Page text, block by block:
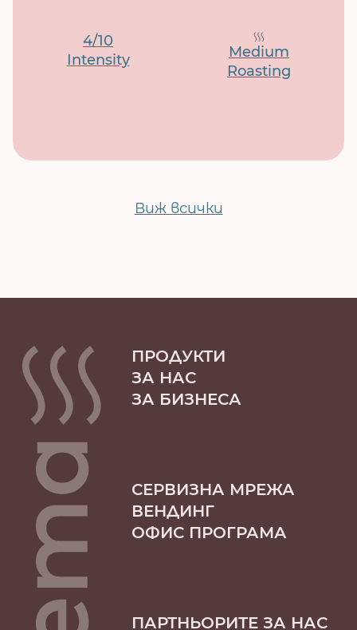
4/10
Intensity
Medium
Roasting
Виж всички
ПРОДУКТИ
ЗА НАС
ЗА БИЗНЕСА
СЕРВИЗНА МРЕЖА
ВЕНДИНГ
ОФИС ПРОГРАМА
ПАРТНЬОРИТЕ ЗА НАС